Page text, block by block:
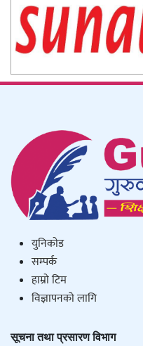
युनिकाेड
सम्पर्क
हाम्राे टिम
विज्ञापनको लागि
सूचना तथा प्रसारण विभाग